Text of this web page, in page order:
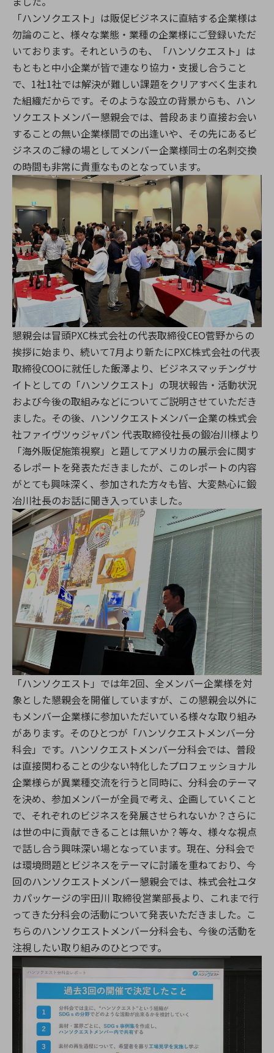
「ハンソクエスト」は販促ビジネスに直結する企業様は
勿論のこと、様々な業態・業種の企業様にご登録いただ
いております。それというのも、「ハンソクエスト」は
もともと中小企業が皆で連なり協力・支援し合うこと
で、1社1社では解決が難しい課題をクリアすべく生まれ
た組織だからです。そのような設立の背景からも、ハン
ソクエストメンバー懇親会では、普段あまり直接お会い
することの無い企業様間での出逢いや、その先にあるビ
ジネスのご縁の場としてメンバー企業様同士の名刺交換
の時間も非常に貴重なものとなっています。
懇親会は冒頭PXC株式会社の代表取締役CEO菅野からの
挨拶に始まり、続いて7月より新たにPXC株式会社の代表
取締役COOに就任した飯澤より、ビジネスマッチングサ
イトとしての「ハンソクエスト」の現状報告・活動状況
および今後の取組みなどについてご説明させていただき
ました。その後、ハンソクエストメンバー企業の株式会
社ファイヴツゥジャパン 代表取締役社長の鍛冶川様より
「海外販促施策視察」と題してアメリカの展示会に関す
るレポートを発表ただきましたが、このレポートの内容
がとても興味深く、参加された方々も皆、大変熱心に鍛
冶川社長のお話に聞き入っていました。
「ハンソクエスト」では年2回、全メンバー企業様を対
象とした懇親会を開催していますが、この懇親会以外に
もメンバー企業様に参加いただいている様々な取り組み
があります。そのひとつが「ハンソクエストメンバー分
科会」です。ハンソクエストメンバー分科会では、普段
は直接関わることの少ない特化したプロフェッショナル
企業様らが異業種交流を行うと同時に、分科会のテーマ
を決め、参加メンバーが全員で考え、企画していくこと
で、それぞれのビジネスを発展させられないか？さらに
は世の中に貢献できることは無いか？等々、様々な視点
で話し合う興味深い場となっています。現在、分科会で
は環境問題とビジネスをテーマに討議を重ねており、今
回のハンソクエストメンバー懇親会では、株式会社ユタ
カパッケージの宇田川 取締役営業部長より、これまで行
ってきた分科会の活動について発表いただきました。こ
ちらのハンソクエストメンバー分科会も、今後の活動を
注視したい取り組みのひとつです。